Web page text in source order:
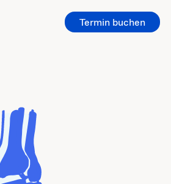
Termin buchen